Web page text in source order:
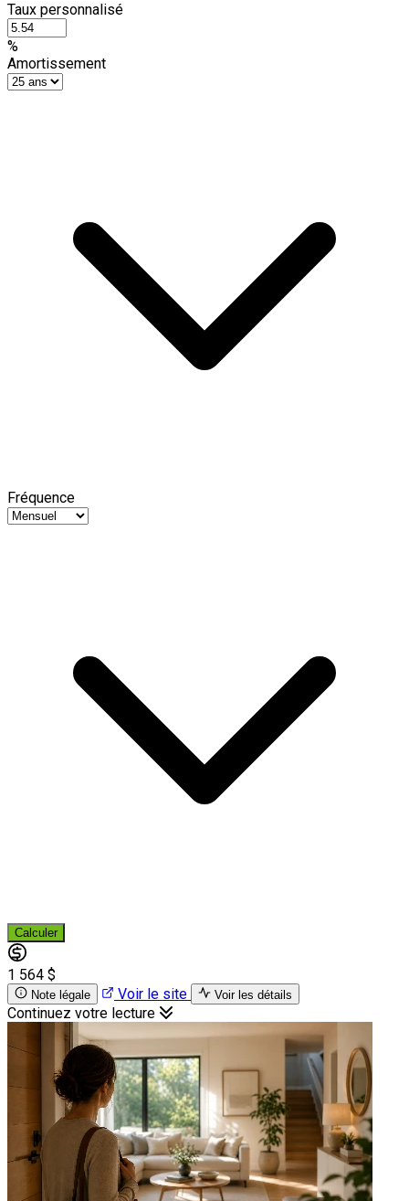
Taux personnalisé
%
Amortissement
Fréquence
Calculer
1 564 $
Note légale Voir le site Voir les détails
Continuez votre lecture